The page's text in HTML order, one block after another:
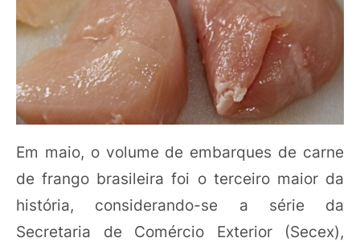
Em maio, o volume de embarques de carne
de frango brasileira foi o terceiro maior da
história, considerando-se a série da
Secretaria de Comércio Exterior (Secex),